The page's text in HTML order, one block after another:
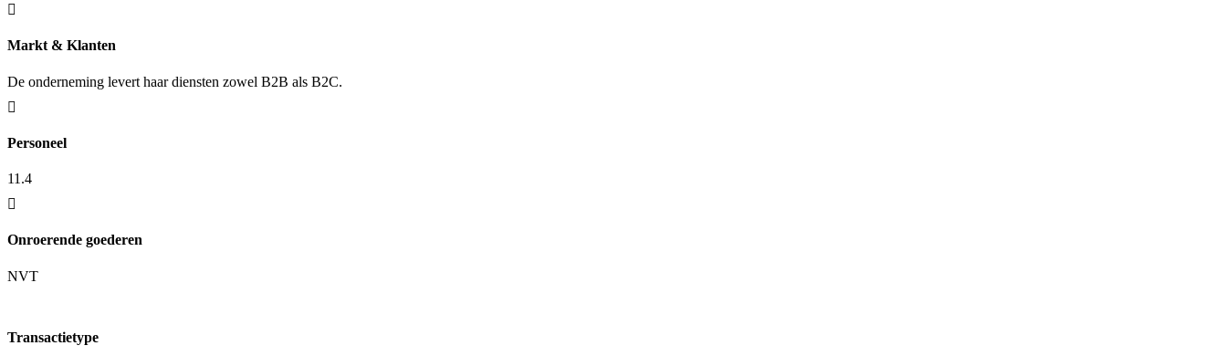
Markt & Klanten
De onderneming levert haar diensten zowel B2B als B2C.
Personeel
11.4
Onroerende goederen
NVT
Transactietype